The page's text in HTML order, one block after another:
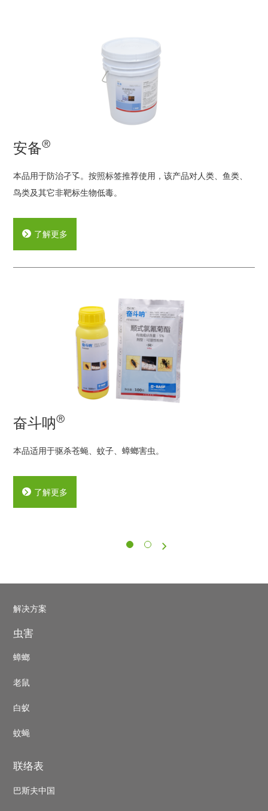
安备®
本品用于防治孑孓。按照标签推荐使用，该产品对人类、鱼类、
鸟类及其它非靶标生物低毒。
了解更多
奋斗呐®
本品适用于驱杀苍蝇、蚊子、蟑螂害虫。
了解更多
Pest
footer
解决方案
虫害
蟑螂
老鼠
白蚁
蚊蝇
联络表
巴斯夫中国